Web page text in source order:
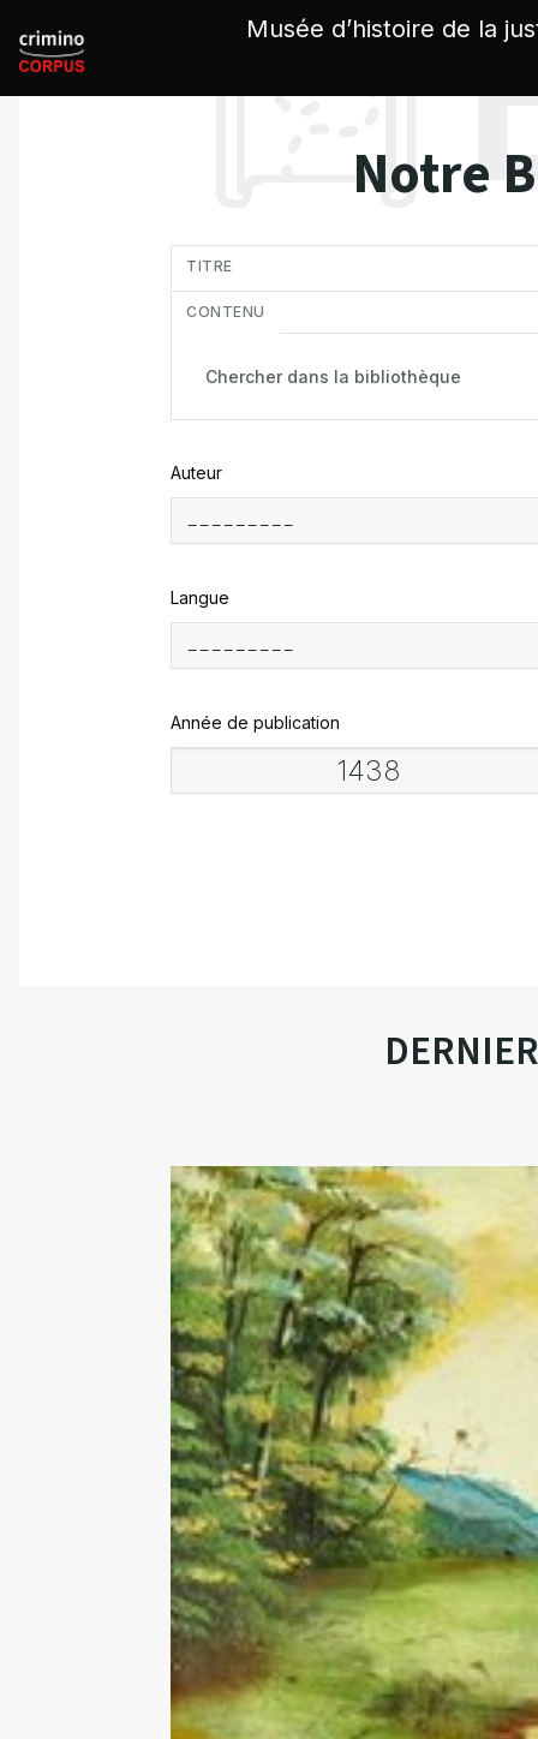
Musée d’histoire de la
Notre
TITRE
CONTENU
Auteur
Langue
Année de publication
Panneau de gestion des cookies